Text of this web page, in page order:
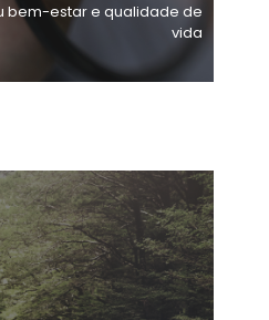
bem-estar e qualidade de
vida